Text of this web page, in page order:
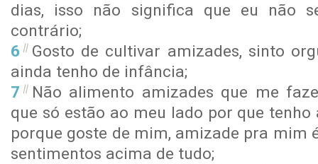
dias, isso não significa que eu não
contrário;
Gosto de cultivar amizades, sinto
ainda tenho de infância;
Não alimento amizades que me
que só estão ao meu lado por que
porque goste de mim, amizade pra mim
sentimentos acima de tudo;